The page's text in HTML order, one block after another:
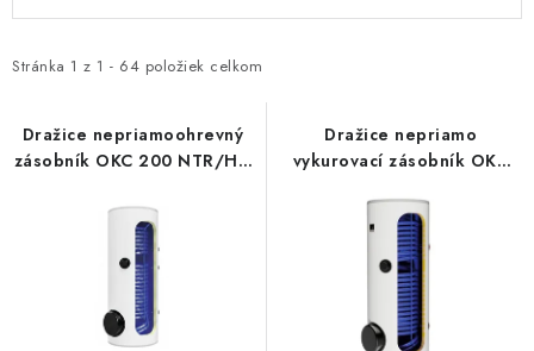
Ventily a armatúry
Kúrenie a chladenie
Komíny a dymovody
Čerpadlá a vodárne
i
p
r
Stránka 1 z 1 - 64 položiek celkom
e
e
Dražice nepriamoohrevný
zásobník OKC 200 NTR/HP,
Dražice nepriamo
vykurovací zásobník OKC